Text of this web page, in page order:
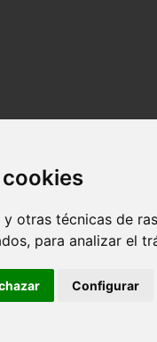
y otras técnicas de
para analizar el
Configurar